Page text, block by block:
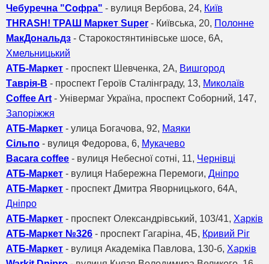
Чебуречна "Cофра" - вулиця Вербова, 24, Київ
THRASH! ТРАШ Маркет Super - Київська, 20, Полонне
МакДональдз - Старокостянтинівське шосе, 6А,
Хмельницький
АТБ-Маркет - проспект Шевченка, 2А, Вишгород
Таврія-В - проспект Героїв Сталінграду, 13, Миколаїв
Coffee Art - Універмаг Україна, проспект Соборний, 147,
Запоріжжя
АТБ-Маркет - улица Богачова, 92, Маяки
Сільпо - вулиця Федорова, 6, Мукачево
Bacara coffee - вулиця Небесної сотні, 11, Чернівці
АТБ-Маркет - вулиця Набережна Перемоги, Дніпро
АТБ-Маркет - проспект Дмитра Яворницького, 64А,
Дніпро
АТБ-Маркет - проспект Олександрівський, 103/41, Харків
АТБ-Маркет №326 - проспект Гагаріна, 4Б, Кривий Ріг
АТБ-Маркет - вулиця Академіка Павлова, 130-б, Харків